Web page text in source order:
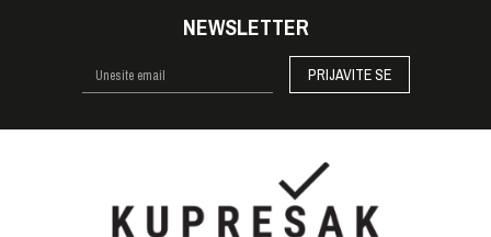
NEWSLETTER
PRIJAVITE SE